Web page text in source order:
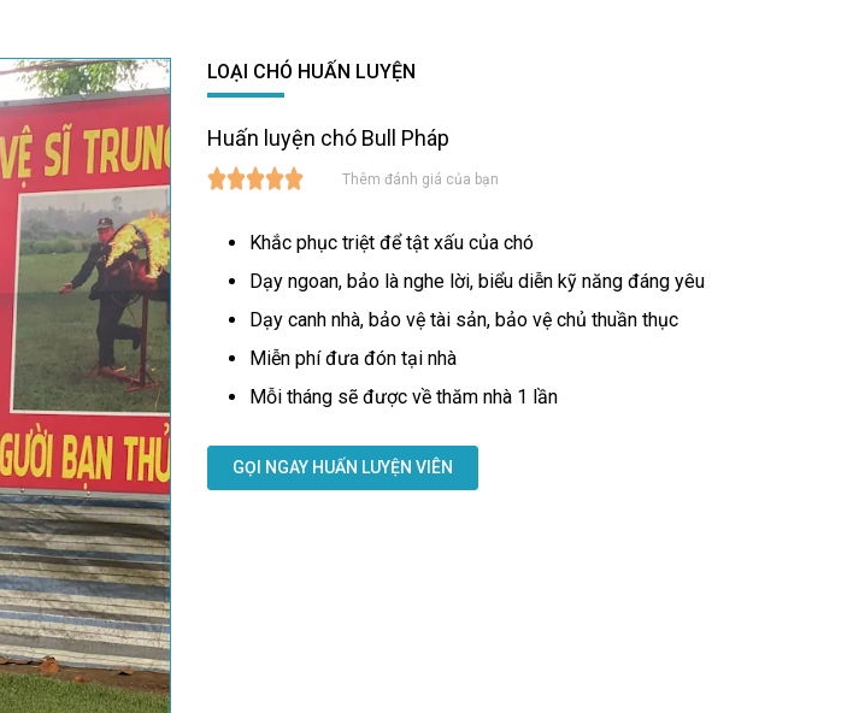
LOẠI CHÓ HUẤN LUYỆN
Huấn luyện chó Bull Pháp
Thêm đánh giá của bạn
Khắc phục triệt để tật xấu của chó
Dạy ngoan, bảo là nghe lời, biểu diễn kỹ năng đáng yêu
Dạy canh nhà, bảo vệ tài sản, bảo vệ chủ thuần thục
Miễn phí đưa đón tại nhà
Mỗi tháng sẽ được về thăm nhà 1 lần
GỌI NGAY HUẤN LUYỆN VIÊN